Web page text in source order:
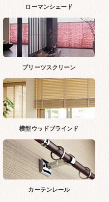
ローマンシェード
プリーツスクリーン
横型ウッドブラインド
カーテンレール